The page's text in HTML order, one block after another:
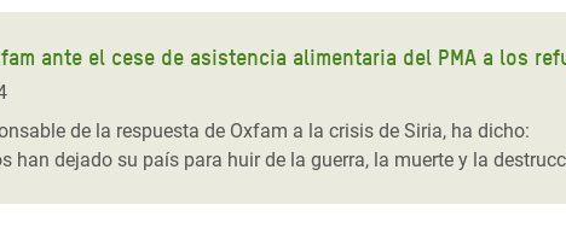
ante el cese de asistencia alimentaria del PMA a los
de la respuesta de Oxfam a la crisis de Siria, ha dicho:
han dejado su país para huir de la guerra, la muerte y la